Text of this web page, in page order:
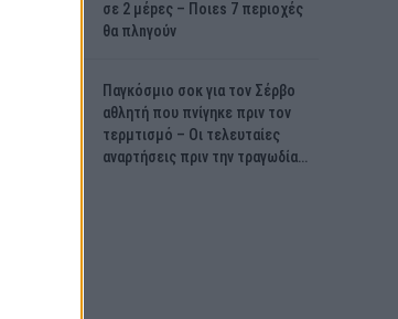
σε 2 μέpες – Ποιεs 7 πεpιοχές
θα πλnγούν
Παγκόσμιο σοκ για τον Σέρβο
αθλητή που πνίγηκε πριν τον
τερμτισμό – Οι τελευταίες
αναρτήσεις πριν την τραγωδία…